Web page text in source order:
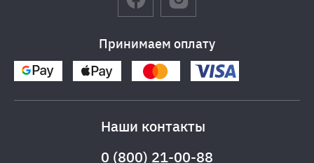
Принимаем оплату
Наши контакты
0 (800) 21-00-88